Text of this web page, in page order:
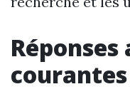
courantes